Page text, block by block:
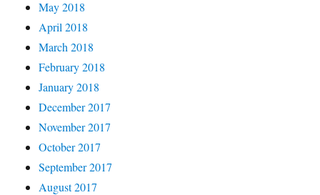
May 2018
April 2018
March 2018
February 2018
January 2018
December 2017
November 2017
October 2017
September 2017
August 2017